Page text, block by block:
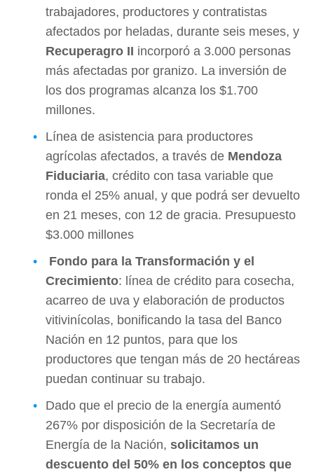
trabajadores, productores y contratistas
afectados por heladas, durante seis meses, y
Recuperagro II incorporó a 3.000 personas
más afectadas por granizo. La inversión de
los dos programas alcanza los $1.700
millones.
Línea de asistencia para productores
agrícolas afectados, a través de Mendoza
Fiduciaria, crédito con tasa variable que
ronda el 25% anual, y que podrá ser devuelto
en 21 meses, con 12 de gracia. Presupuesto
$3.000 millones
Fondo para la Transformación y el
Crecimiento: línea de crédito para cosecha,
acarreo de uva y elaboración de productos
vitivinícolas, bonificando la tasa del Banco
Nación en 12 puntos, para que los
productores que tengan más de 20 hectáreas
puedan continuar su trabajo.
Dado que el precio de la energía aumentó
267% por disposición de la Secretaría de
Energía de la Nación, solicitamos un
descuento del 50% en los conceptos que